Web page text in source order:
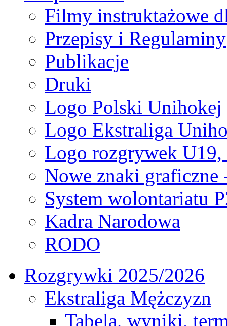
Filmy instruktażowe
Przepisy i Regulaminy
Publikacje
Druki
Logo Polski Unihokej
Logo Ekstraliga
Logo rozgrywek
Nowe znaki graficzne
System wolontariatu
Kadra Narodowa
RODO
Rozgrywki 2025/2026
Ekstraliga Mężczyzn
Tabela, wyniki,